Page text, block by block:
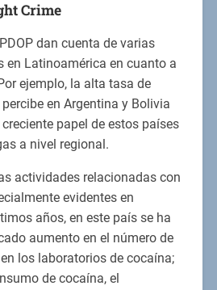
Crime
dan cuenta de varias
en Latinoamérica en cuanto a
ejemplo, la alta tasa de
en Argentina y Bolivia
papel de estos países
a nivel regional.
actividades relacionadas con
evidentes en
años, en este país se ha
aumento en el número de
los laboratorios de cocaína;
de cocaína, el